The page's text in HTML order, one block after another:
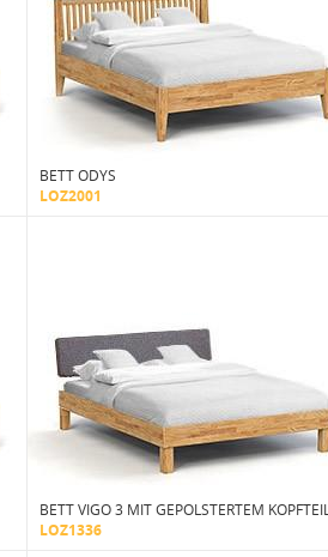
BETT ODYS
LOZ2001
BETT VIGO 3 MIT GEPOLSTERTEM KOPFTEIL
LOZ1336